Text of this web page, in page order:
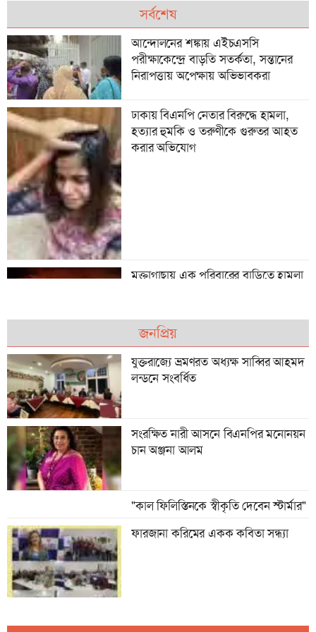
সর্বশেষ
আন্দোলনের শঙ্কায় এইচএসসি
পরীক্ষাকেন্দ্রে বাড়তি সতর্কতা, সন্তানের
নিরাপত্তায় অপেক্ষায় অভিভাবকরা
ঢাকায় বিএনপি নেতার বিরুদ্ধে হামলা,
হত্যার হুমকি ও তরুণীকে গুরুতর আহত
করার অভিযোগ
মুক্তাগাছায় এক পরিবারের বাড়িতে হামলা
বাংলাদেশ-চীনের জি-টু-জি চুক্তি, গ্রামীণ
উন্নয়নে খুলছে নতুন দিগন্ত
কাউন্সিলর
জনপ্রিয়
যুক্তরাজ্যে ভ্রমণরত অধ্যক্ষ সাব্বির আহমদ
লন্ডনে সংবর্ধিত
সংরক্ষিত নারী আসনে বিএনপির মনোনয়ন
চান অঞ্জনা আলম
"কাল ফিলিস্তিনকে স্বীকৃতি দেবেন স্টার্মার"
ফারজানা করিমের একক কবিতা সন্ধ্যা